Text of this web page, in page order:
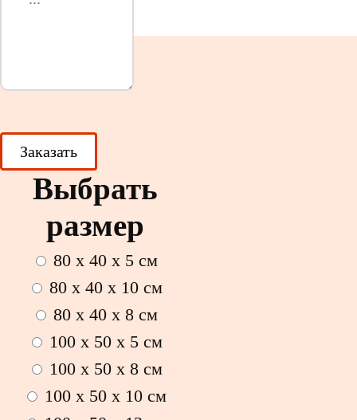
Выбрать
размер
80 x 40 x 5 см
80 x 40 x 10 см
80 x 40 x 8 см
100 x 50 x 5 см
100 х 50 х 8 см
100 x 50 x 10 см